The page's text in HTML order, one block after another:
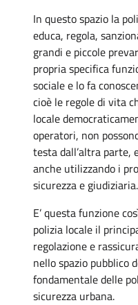
In questo spazio la
educa, regola,
grandi e piccole
propria specifica
sociale e lo fa
cioè le regole di vita
locale
operatori, non
testa dall’altra parte,
anche utilizzando i
sicurezza e giudiziaria.
E’ questa funzione
polizia locale il
regolazione e
nello spazio pubblico
fondamentale delle
sicurezza urbana.